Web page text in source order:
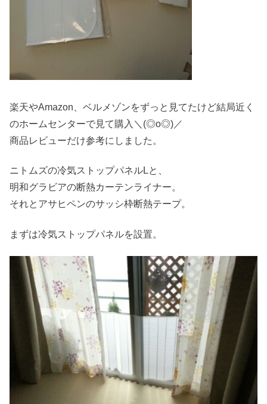
楽天やAmazon、ベルメゾンをずっと見てたけど結局近く
のホームセンターで見て購入＼(◎o◎)／
商品レビューだけ参考にしました。
ニトムズの冷気ストップパネルLと、
明和グラビアの断熱カーテンライナー。
それとアサヒペンのサッシ枠断熱テープ。
まずは冷気ストップパネルを設置。